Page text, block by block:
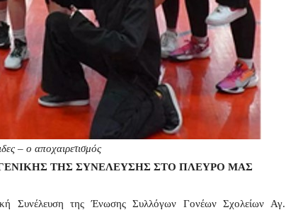
– ο αποχαιρετισμός
ΤΗΣ ΣΥΝΕΛΕΥΣΗΣ ΣΤΟ ΠΛΕΥΡΟ ΜΑΣ
Συνέλευση της Ένωσης Συλλόγων Γονέων Σχολείων Αγ.